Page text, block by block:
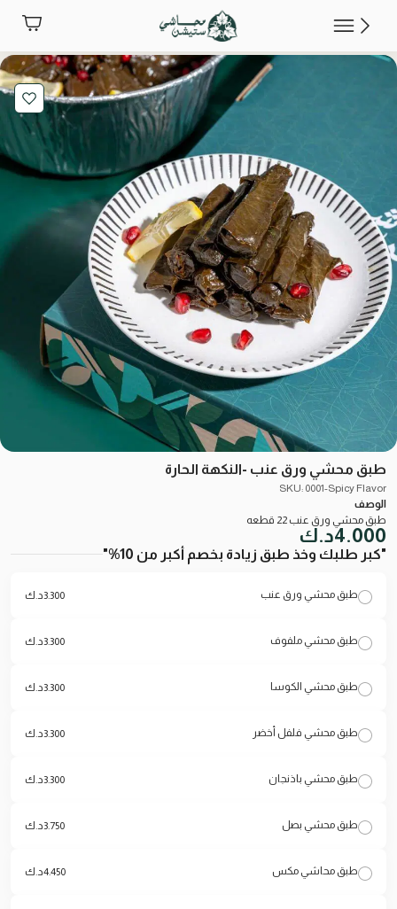
طبق محشي ورق عنب -النكهة الحارة
SKU: 0001-Spicy Flavor
الوصف
طبق محشي ورق عنب 22 قطعه
4.000د.ك
"كبر طلبك وخذ طبق زيادة بخصم أكبر من 10%"
طبق محشي ورق عنب 3.300د.ك
طبق محشي ملفوف 3.300د.ك
طبق محشي الكوسا 3.300د.ك
طبق محشي فلفل أخضر 3.300د.ك
طبق محشي باذنجان 3.300د.ك
طبق محشي بصل 3.750د.ك
طبق محاشي مكس 4.450د.ك